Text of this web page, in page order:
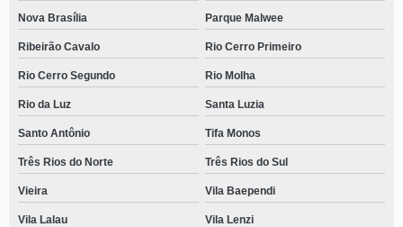
Nova Brasília Parque Malwee
Ribeirão Cavalo Rio Cerro Primeiro
Rio Cerro Segundo Rio Molha
Rio da Luz Santa Luzia
Santo Antônio Tifa Monos
Três Rios do Norte Três Rios do Sul
Vieira Vila Baependi
Vila Lalau Vila Lenzi